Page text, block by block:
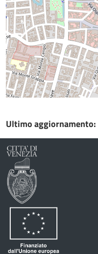
Ultimo aggiornamento: